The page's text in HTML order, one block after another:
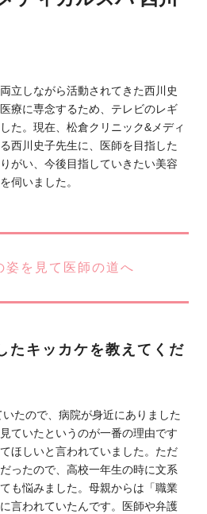
立しながら活動されてきた西川史
療に専念するため、テレビのレギ
た。現在、松倉クリニック&メディ
西川史子先生に、医師を目指した
がい、今後目指していきたい美容
伺いました。
姿を見て医師の道へ
キッカケを教えてくだ
たので、病院が身近にありました
ていたというのが一番の理由です
ほしいと言われていました。ただ
ったので、高校一年生の時に文系
も悩みました。母親からは「職業
言われていたんです。医師や弁護